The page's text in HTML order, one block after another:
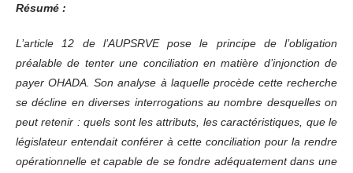
Résumé :
L’article 12 de l’AUPSRVE pose le principe de l’obligation
préalable de tenter une conciliation en matière d’injonction de
payer OHADA. Son analyse à laquelle procède cette recherche
se décline en diverses interrogations au nombre desquelles on
peut retenir : quels sont les attributs, les caractéristiques, que le
législateur entendait conférer à cette conciliation pour la rendre
opérationnelle et capable de se fondre adéquatement dans une